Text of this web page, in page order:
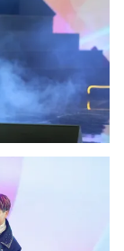
có sự chấp
hành lại